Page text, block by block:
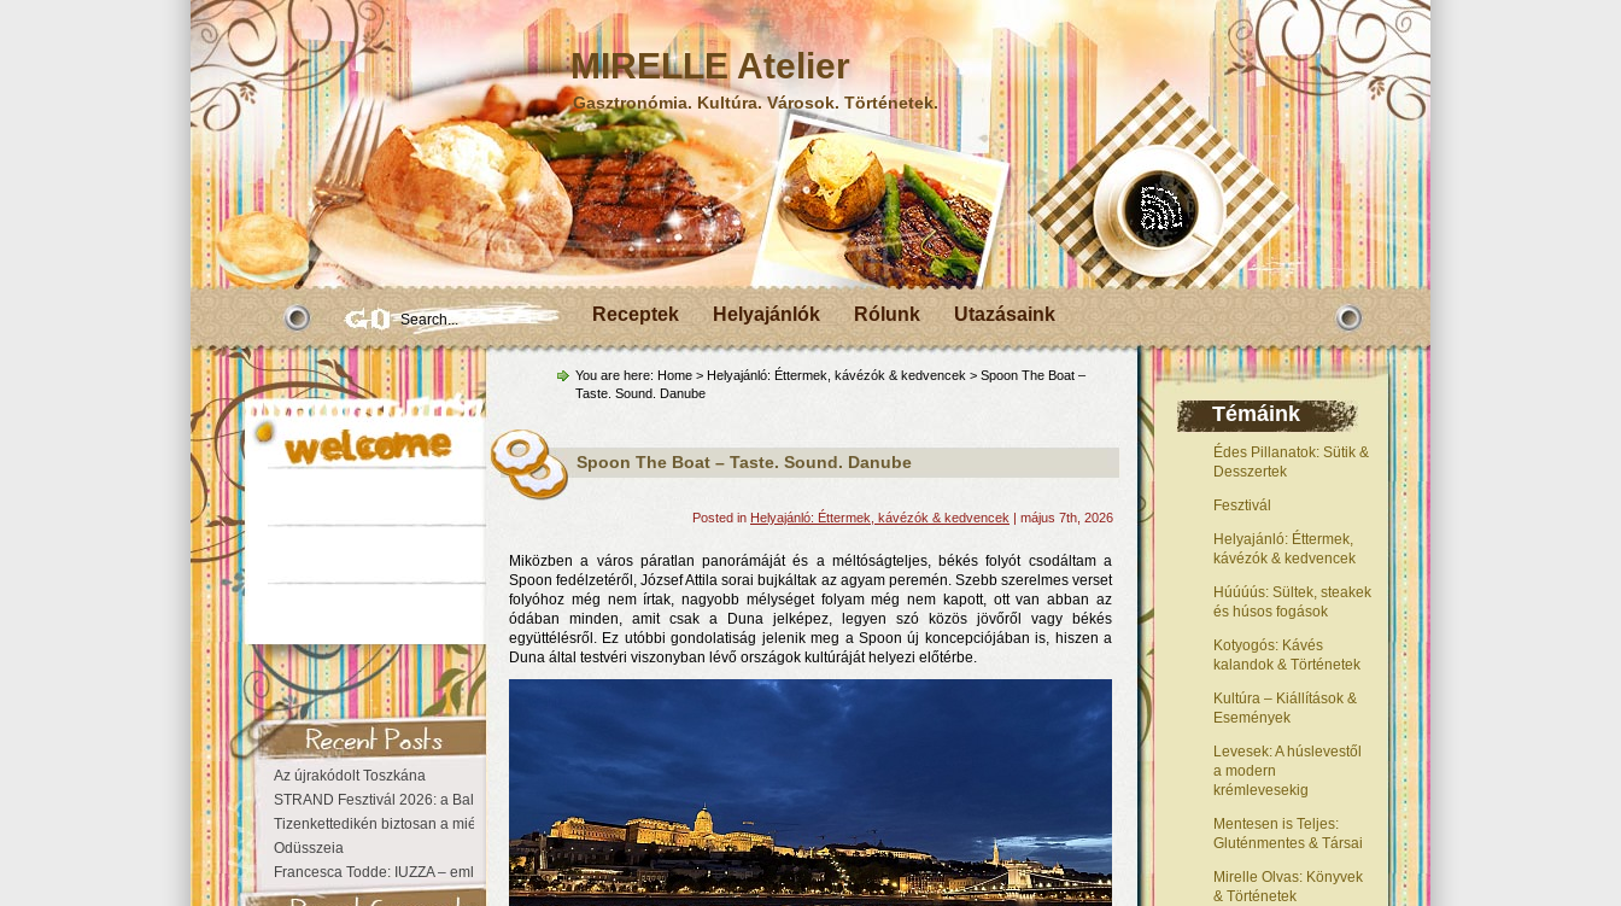
MIRELLE Atelier
Gasztronómia. Kultúra. Városok. Történetek.
Receptek Helyajánlók Rólunk Utazásaink
Az újrakódolt Toszkána
STRAND Fesztivál 2026: a Balaton partján a nyár még tart!
Tizenkettedikén biztosan a miénk a Sziget!
Odüsszeia
Francesca Todde: IUZZA – emlékezet, táj és irodalom találkozása a Mai Manó Házban
Témáink
Édes Pillanatok: Sütik &
Desszertek
Fesztivál
Helyajánló: Éttermek,
kávézók & kedvencek
Húúúús: Sültek, steakek
és húsos fogások
Kotyogós: Kávés
kalandok & Történetek
Kultúra – Kiállítások &
Események
Levesek: A húslevestől
a modern
krémlevesekig
Mentesen is Teljes:
Gluténmentes & Társai
Mirelle Olvas: Könyvek
& Történetek
You are here: Home > Helyajánló: Éttermek, kávézók & kedvencek > Spoon The Boat –
Taste. Sound. Danube
Spoon The Boat – Taste. Sound. Danube
Posted in Helyajánló: Éttermek, kávézók & kedvencek | május 7th, 2026
Miközben a város páratlan panorámáját és a méltóságteljes, békés folyót csodáltam a
Spoon fedélzetéről, József Attila sorai bujkáltak az agyam peremén. Szebb szerelmes verset
folyóhoz még nem írtak, nagyobb mélységet folyam még nem kapott, ott van abban az
ódában minden, amit csak a Duna jelképez, legyen szó közös jövőről vagy békés
együttélésről. Ez utóbbi gondolatiság jelenik meg a Spoon új koncepciójában is, hiszen a
Duna által testvéri viszonyban lévő országok kultúráját helyezi előtérbe.